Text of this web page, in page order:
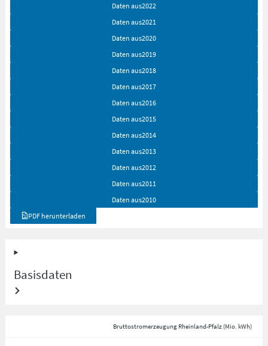
Daten aus2022
Daten aus2021
Daten aus2020
Daten aus2019
Daten aus2018
Daten aus2017
Daten aus2016
Daten aus2015
Daten aus2014
Daten aus2013
Daten aus2012
Daten aus2011
Daten aus2010
PDF herunterladen
Basisdaten
Bruttostromerzeugung Rheinland-Pfalz (Mio. kWh)